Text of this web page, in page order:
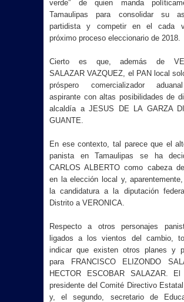
verde” de quien manda
Tamaulipas para consolidar su
partidista y competir en el cada
próximo proceso eleccionario de 2018.
Cierto es que, además de
SALAZAR VAZQUEZ, el PAN local
próspero comercializador
aspirante con altas posibilidades de
alcaldía a JESUS DE LA GARZA
GUANTE.
En ese contexto, tal parece que el
panista en Tamaulipas se ha
CARLOS ALBERTO como cabeza
en la elección local y,
la candidatura a la diputación
Distrito a VERONICA.
Respecto a otros personajes
ligados a los vientos del cambio,
indicar que existen otros planes y
para FRANCISCO ELIZONDO
HECTOR ESCOBAR SALAZAR. El
presidente del Comité Directivo
y, el segundo, secretario de